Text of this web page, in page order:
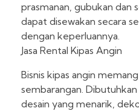
prasmanan, gubukan dan
dapat disewakan secara
dengan keperluannya.
Jasa Rental Kipas Angin
Bisnis kipas angin
sembarangan.
desain yang menarik,